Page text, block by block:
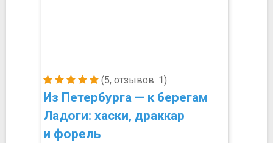
(5, отзывов: 1)
Из Петербурга — к берегам
Ладоги: хаски, драккар
и форель